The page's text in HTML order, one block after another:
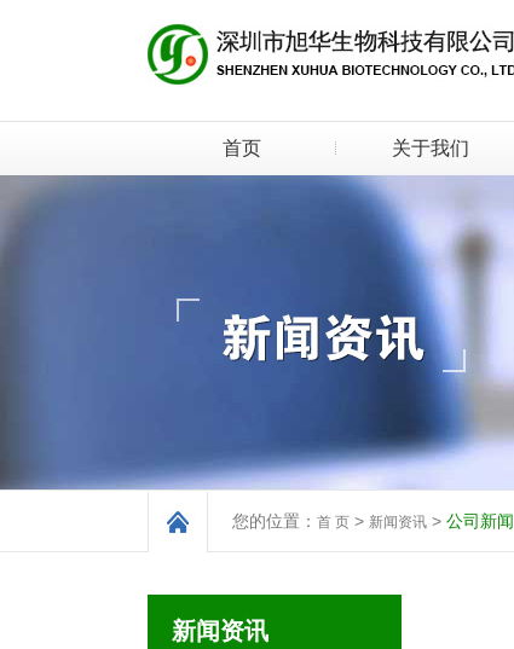
首页 关于我们
您的位置： 首 页 > 新闻资讯 > 公司新闻
新闻资讯